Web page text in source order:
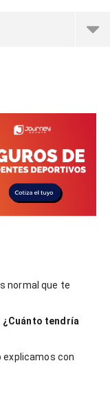
normal que te
¿Cuánto tendría
explicamos con